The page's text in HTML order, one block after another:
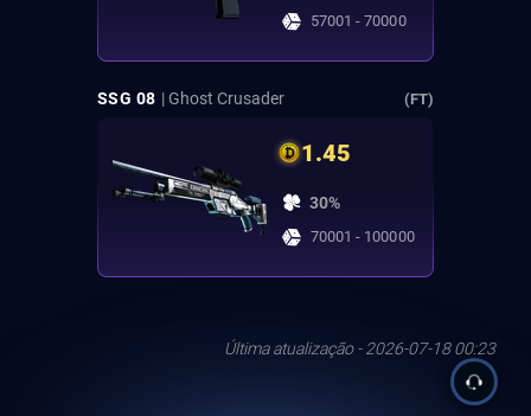
57001 - 70000
SSG 08 | Ghost Crusader (FT)
1.45
30%
70001 - 100000
Última atualização - 2026-07-18 00:23